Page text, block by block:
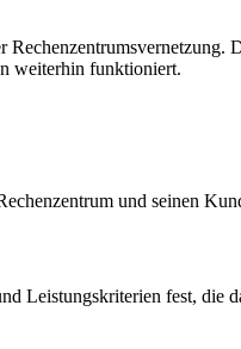
weiterhin funktioniert.
und seinen
Leistungskriterien fest, die